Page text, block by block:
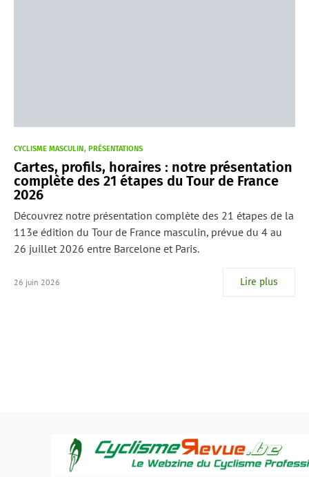
CYCLISME MASCULIN PRÉSENTATIONS
Cartes, profils, horaires : notre présentation
complète des 21 étapes du Tour de France
2026
Découvrez notre présentation complète des 21 étapes de la
113e édition du Tour de France masculin, prévue du 4 au
26 juillet 2026 entre Barcelone et Paris.
26 juin 2026 Lire plus